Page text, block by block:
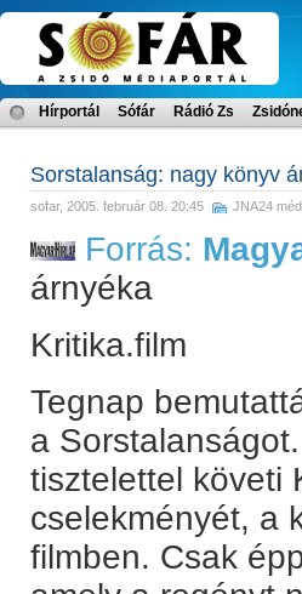
Hírportál Sófár Rádió Zs
Sorstalanság: nagy könyv
sofar, 2005. február 08. 20:45 JNA24
Forrás:
árnyéka
Kritika.film
Tegnap
a
tisztelettel követi
cselekményét, a
filmben. Csak